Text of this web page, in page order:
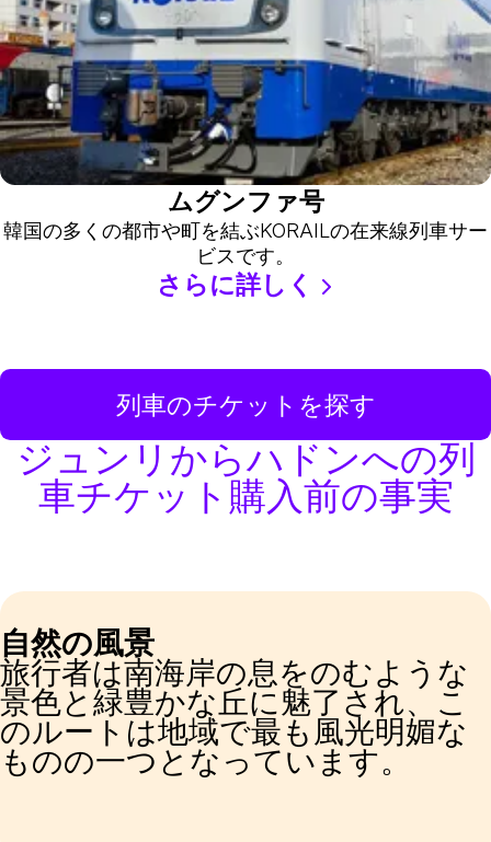
ムグンファ号
韓国の多くの都市や町を結ぶKORAILの在来線列車サー
ビスです。
さらに詳しく
列車のチケットを探す
ジュンリからハドンへの列
車チケット購入前の事実
自然の風景
旅行者は南海岸の息をのむような
景色と緑豊かな丘に魅了され、こ
のルートは地域で最も風光明媚な
ものの一つとなっています。